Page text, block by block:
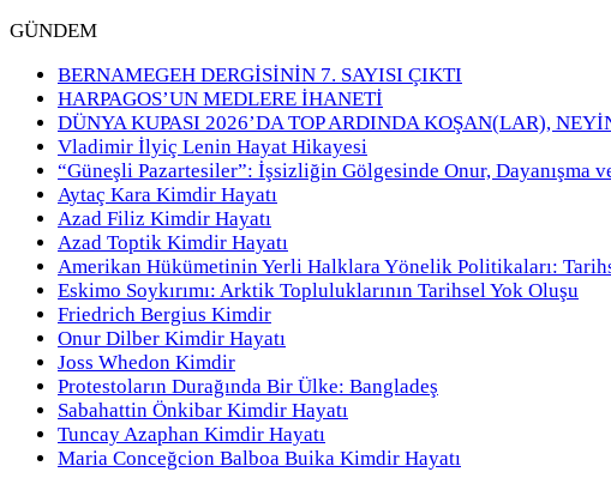
GÜNDEM
BERNAMEGEH DERGİSİNİN 7. SAYISI ÇIKTI
HARPAGOS’UN MEDLERE İHANETİ
DÜNYA KUPASI 2026’DA TOP ARDINDA KOŞAN(LAR),
Vladimir İlyiç Lenin Hayat Hikayesi
“Güneşli Pazartesiler”: İşsizliğin Gölgesinde Onur, Dayanışma
Aytaç Kara Kimdir Hayatı
Azad Filiz Kimdir Hayatı
Azad Toptik Kimdir Hayatı
Amerikan Hükümetinin Yerli Halklara Yönelik Politikaları:
Eskimo Soykırımı: Arktik Topluluklarının Tarihsel Yok Oluşu
Friedrich Bergius Kimdir
Onur Dilber Kimdir Hayatı
Joss Whedon Kimdir
Protestoların Durağında Bir Ülke: Bangladeş
Sabahattin Önkibar Kimdir Hayatı
Tuncay Azaphan Kimdir Hayatı
Maria Conceğcion Balboa Buika Kimdir Hayatı